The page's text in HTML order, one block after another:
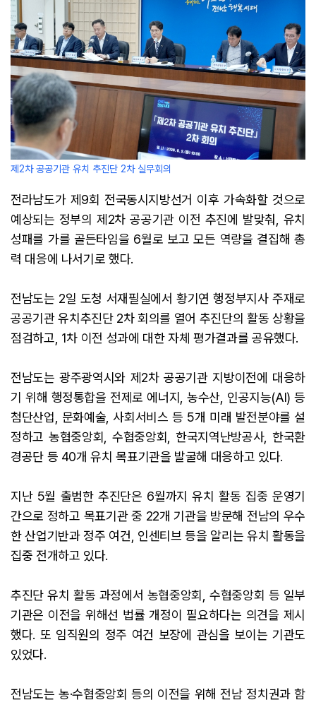
제2차 공공기관 유치 추진단 2차 실무회의
전라남도가 제9회 전국동시지방선거 이후 가속화할 것으로
예상되는 정부의 제2차 공공기관 이전 추진에 발맞춰, 유치
성패를 가를 골든타임을 6월로 보고 모든 역량을 결집해 총
력 대응에 나서기로 했다.
전남도는 2일 도청 서재필실에서 황기연 행정부지사 주재로
공공기관 유치추진단 2차 회의를 열어 추진단의 활동 상황을
점검하고, 1차 이전 성과에 대한 자체 평가결과를 공유했다.
전남도는 광주광역시와 제2차 공공기관 지방이전에 대응하
기 위해 행정통합을 전제로 에너지, 농수산, 인공지능(AI) 등
첨단산업, 문화예술, 사회서비스 등 5개 미래 발전분야를 설
정하고 농협중앙회, 수협중앙회, 한국지역난방공사, 한국환
경공단 등 40개 유치 목표기관을 발굴해 대응하고 있다.
지난 5월 출범한 추진단은 6월까지 유치 활동 집중 운영기
간으로 정하고 목표기관 중 22개 기관을 방문해 전남의 우수
한 산업기반과 정주 여건, 인센티브 등을 알리는 유치 활동을
집중 전개하고 있다.
추진단 유치 활동 과정에서 농협중앙회, 수협중앙회 등 일부
기관은 이전을 위해선 법률 개정이 필요하다는 의견을 제시
했다. 또 임직원의 정주 여건 보장에 관심을 보이는 기관도
있었다.
전남도는 농·수협중앙회 등의 이전을 위해 전남 정치권과 함